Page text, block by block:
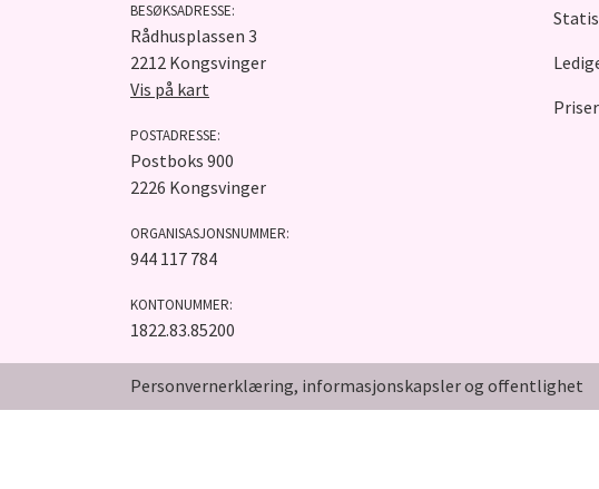
BESØKSADRESSE:
Rådhusplassen 3
2212 Kongsvinger
Vis på kart
POSTADRESSE:
Postboks 900
2226 Kongsvinger
ORGANISASJONSNUMMER:
944 117 784
KONTONUMMER:
1822.83.85200
Personvernerklæring, informasjonskapsler og offentlighet